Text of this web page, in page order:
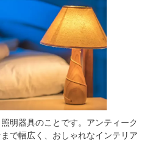
明器具のことです。アンティーク
で幅広く、おしゃれなインテリア